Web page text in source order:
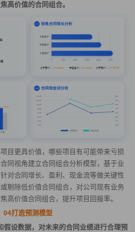
高价值的合同组合。
目更具价值，哪些项目有可能带来亏损
同视角建立合同组合分析模型，基于业
对合同增长、盈利、现金流等做关键性
剔除低价值合同组合，对公司现有业务
高价值合同组合，提升项目回报率。
04打造预测模型
假设数据，对未来的合同业绩进行合理预